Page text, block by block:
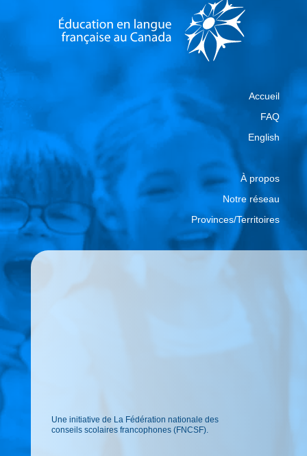
Accueil
FAQ
English
À propos
Notre réseau
Provinces/Territoires
Une initiative de La Fédération nationale des
conseils scolaires francophones (FNCSF).